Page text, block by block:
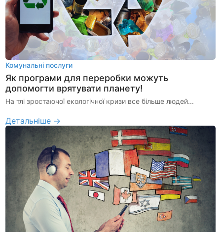
Комунальні послуги
Як програми для переробки можуть
допомогти врятувати планету!
На тлі зростаючої екологічної кризи все більше людей...
Детальніше →